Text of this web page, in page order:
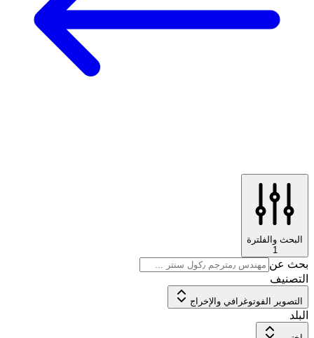
البحث والفلترة
1
بحث عن
التصنيف
التصوير الفوتوغرافي والإخراج
البلد